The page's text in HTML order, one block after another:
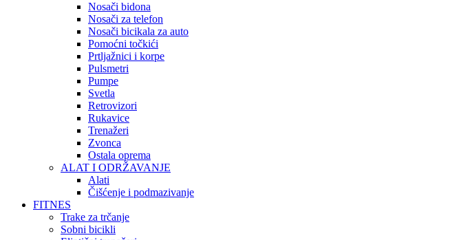
Nosači bidona
Nosači za telefon
Nosači bicikala za auto
Pomoćni točkići
Prtljažnici i korpe
Pulsmetri
Pumpe
Svetla
Retrovizori
Rukavice
Trenažeri
Zvonca
Ostala oprema
ALAT I ODRŽAVANJE
Alati
Čišćenje i podmazivanje
FITNES
Trake za trčanje
Sobni bicikli